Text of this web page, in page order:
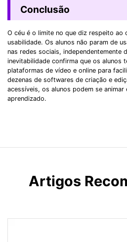
Conclusão
O céu é o limite no que diz respeito ao
usabilidade. Os alunos não param de
nas redes sociais, independentemente
inevitabilidade confirma que os alunos
plataformas de vídeo e online para
dezenas de softwares de criação e
acessíveis, os alunos podem se
aprendizado.
Artigos